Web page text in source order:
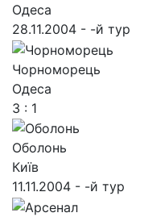
Одеса
28.11.2004 - -й тур
Чорноморець
Одеса
3 : 1
Оболонь
Київ
11.11.2004 - -й тур